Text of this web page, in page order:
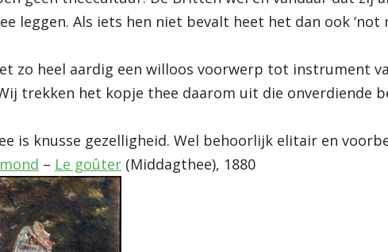
leggen. Als iets hen niet bevalt heet het dan ook ‘not
zo heel aardig een willoos voorwerp tot instrument
trekken het kopje thee daarom uit die onverdiende
is knusse gezelligheid. Wel behoorlijk elitair en
– Le goûter (Middagthee), 1880